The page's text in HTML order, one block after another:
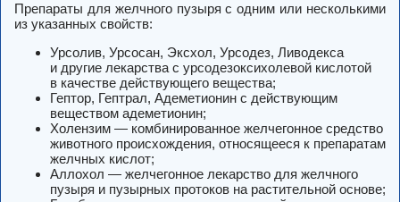
Препараты для желчного пузыря с одним или несколькими
из указанных свойств:
Урсолив, Урсосан, Эксхол, Урсодез, Ливодекса
и другие лекарства с урсодезоксихолевой кислотой
в качестве действующего вещества;
Гептор, Гептрал, Адеметионин с действующим
веществом адеметионин;
Холензим — комбинированное желчегонное средство
животного происхождения, относящееся к препаратам
желчных кислот;
Аллохол — желчегонное лекарство для желчного
пузыря и пузырных протоков на растительной основе;